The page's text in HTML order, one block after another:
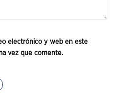
electrónico y web en este
vez que comente.